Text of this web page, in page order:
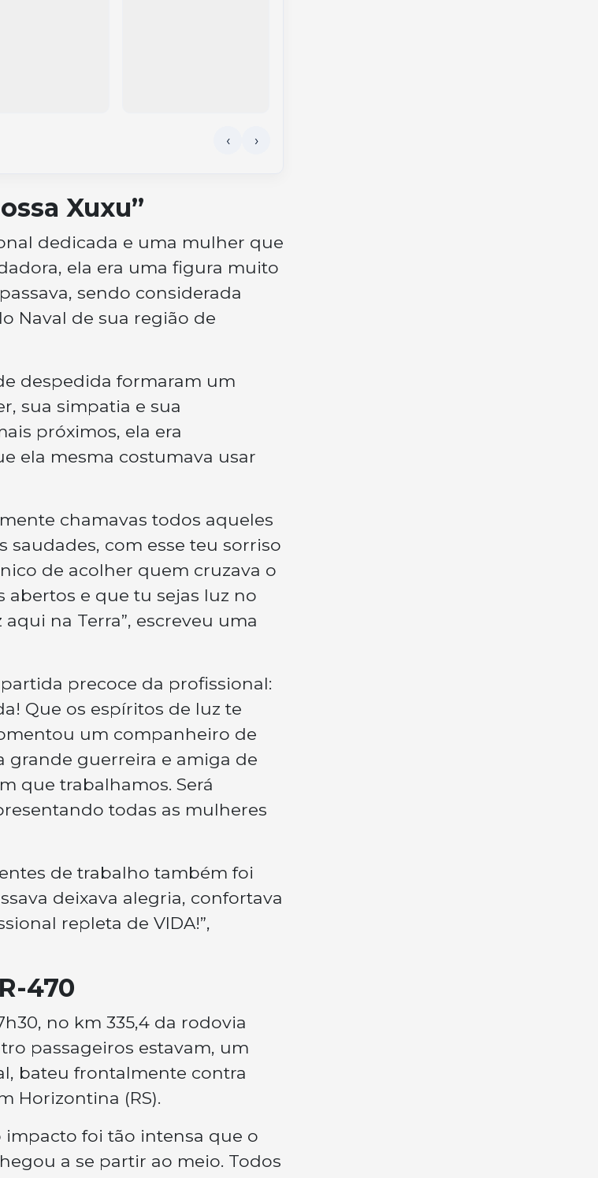
Xuxu”
dedicada e uma mulher que
ela era uma figura muito
sendo considerada
Naval de sua região de
despedida formaram um
sua simpatia e sua
próximos, ela era
ela mesma costumava usar
chamavas todos aqueles
com esse teu sorriso
de acolher quem cruzava o
abertos e que tu sejas luz no
na Terra”, escreveu uma
precoce da profissional:
Que os espíritos de luz te
um companheiro de
grande guerreira e amiga de
que trabalhamos. Será
todas as mulheres
de trabalho também foi
deixava alegria, confortava
repleta de VIDA!”,
470
no km 335,4 da rodovia
passageiros estavam, um
bateu frontalmente contra
Horizontina (RS).
foi tão intensa que o
a se partir ao meio. Todos